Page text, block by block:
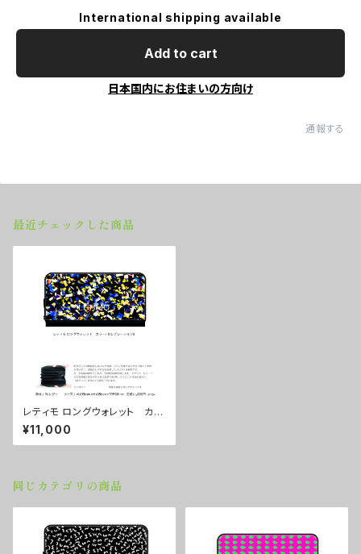
International shipping available
Add to cart
日本国内にお住まいの方向け
通報する
最近チェックした商品
レティモ ロングウォレット カラ
ー/ セレブレーションB ■配送
まで２週間
¥11,000
同じカテゴリの商品